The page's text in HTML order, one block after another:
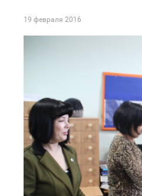
19 февраля 2016